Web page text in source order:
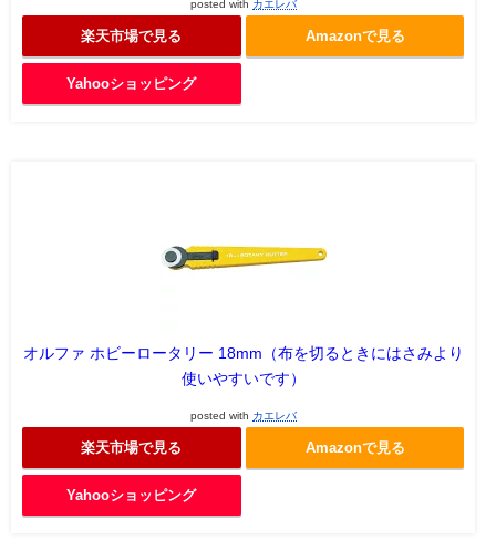
posted with カエレバ
楽天市場で見る Amazonで見る
Yahooショッピング
オルファ ホビーロータリー 18mm（布を切るときにはさみより
使いやすいです）
posted with カエレバ
楽天市場で見る Amazonで見る
Yahooショッピング